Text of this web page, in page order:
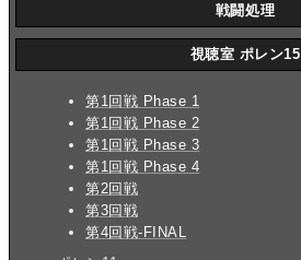
戦闘処理
視聴室 ポレン15
第1回戦 Phase 1
第1回戦 Phase 2
第1回戦 Phase 3
第1回戦 Phase 4
第2回戦
第3回戦
第4回戦-FINAL